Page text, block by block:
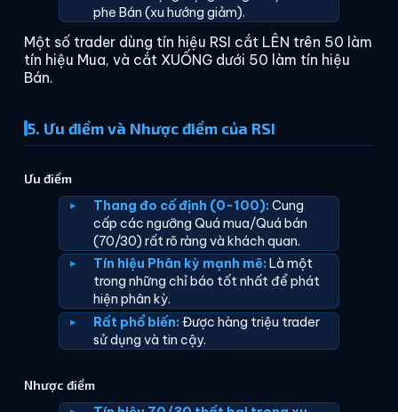
phe Bán (xu hướng giảm).
Một số trader dùng tín hiệu RSI cắt LÊN trên 50 làm
tín hiệu Mua, và cắt XUỐNG dưới 50 làm tín hiệu
Bán.
5. Ưu điểm và Nhược điểm của RSI
Ưu điểm
Thang đo cố định (0-100):Cung
cấp các ngưỡng Quá mua/Quá bán
(70/30) rất rõ ràng và khách quan.
Tín hiệu Phân kỳ mạnh mẽ:Là một
trong những chỉ báo tốt nhất để phát
hiện phân kỳ.
Rất phổ biến:Được hàng triệu trader
sử dụng và tin cậy.
Nhược điểm